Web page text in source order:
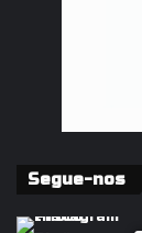
Segue-nos